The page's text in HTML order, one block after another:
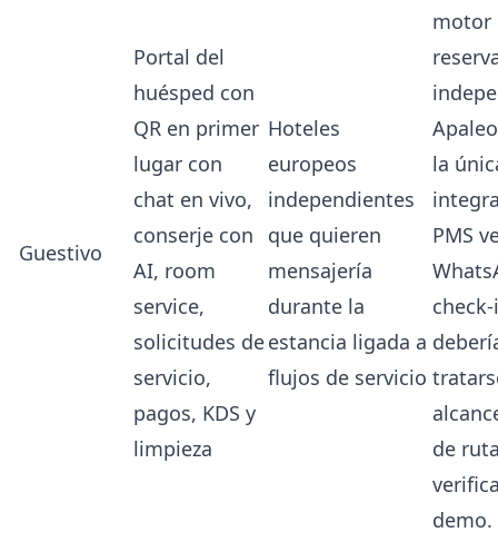
Guestivo
Portal del
huésped con
QR en primer
lugar con
chat en vivo,
conserje con
AI, room
service,
solicitudes de
servicio,
pagos, KDS y
limpieza
Hoteles
europeos
independientes
que quieren
mensajería
durante la
estancia ligada a
flujos de servicio
motor
la
PMS
de
demo.